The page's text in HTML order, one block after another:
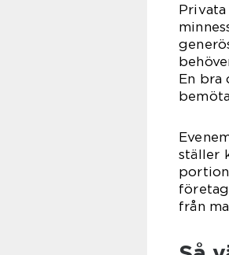
En bra
ställer
från